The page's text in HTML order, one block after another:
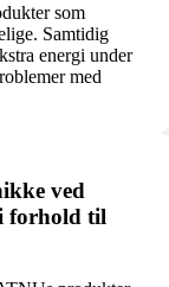
som
Samtidig
energi under
med
ved
forhold til